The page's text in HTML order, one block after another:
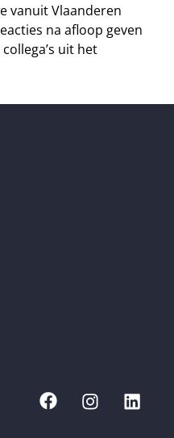
vanuit Vlaanderen
na afloop geven
uit het